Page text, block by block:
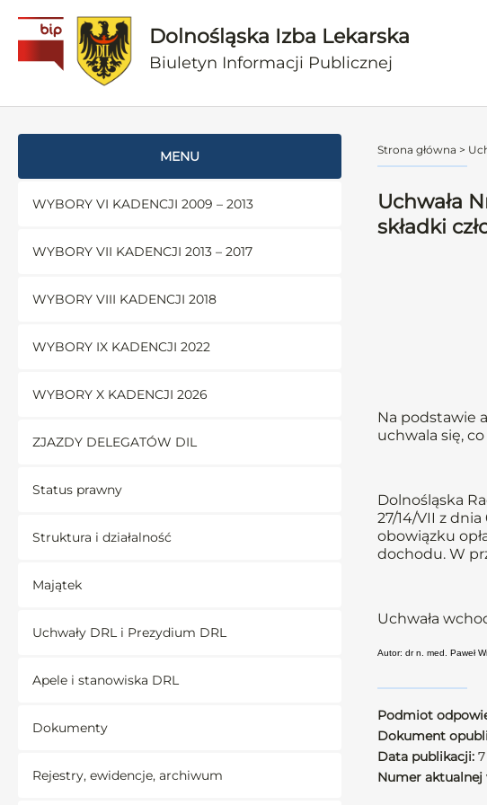
Dolnośląska Izba Lekarska
Biuletyn Informacji Publicznej
MENU
WYBORY VI KADENCJI 2009 – 2013
WYBORY VII KADENCJI 2013 – 2017
WYBORY VIII KADENCJI 2018
WYBORY IX KADENCJI 2022
WYBORY X KADENCJI 2026
ZJAZDY DELEGATÓW DIL
Status prawny
Struktura i działalność
Majątek
Uchwały DRL i Prezydium DRL
Apele i stanowiska DRL
Dokumenty
Rejestry, ewidencje, archiwum
Strona główna >
Uchwała
składki
Na podstawie
uchwala się,
Dolnośląska
27/14/VII z
obowiązku
dochodu. W
Uchwała
Autor: dr n. med. Paweł
Podmiot
Dokument
Data publikacji:
Numer aktualnej